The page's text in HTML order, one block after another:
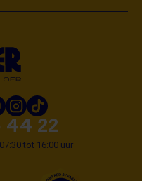
44 22
tot 16:00 uur